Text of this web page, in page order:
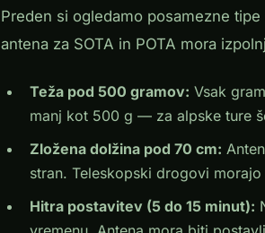
Preden si ogledamo posamezne
antena za SOTA in POTA mora
Teža pod 500 gramov: Vsak
manj kot 500 g — za alpske ture
Zložena dolžina pod 70 cm:
stran. Teleskopski drogovi
Hitra postavitev (5 do 15 minut):